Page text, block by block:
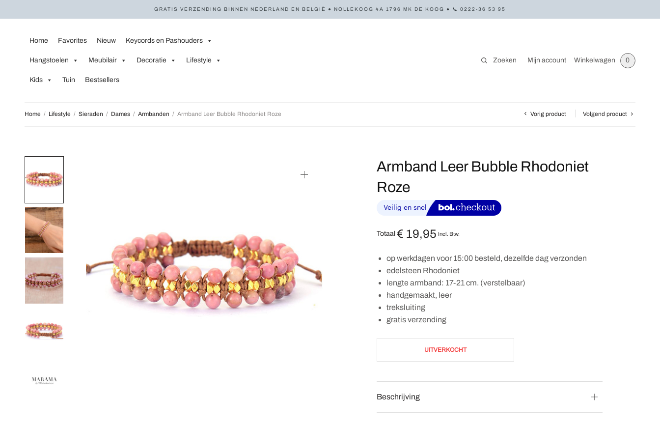
GRATIS VERZENDING BINNEN NEDERLAND EN BELGIË ● NOLLEKOOG 4A 1796 MK DE KOOG ● 📞 0222-36 53 95
Home Favorites Nieuw Keycords en Pashouders
Hangstoelen Meubilair Decoratie Lifestyle
Kids Tuin Bestsellers
Zoeken Mijn account Winkelwagen 0
Home / Lifestyle / Sieraden / Dames / Armbanden / Armband Leer Bubble Rhodoniet Roze Vorig product Volgend product
Armband Leer Bubble Rhodoniet
Roze
Totaal € 19,95 Incl. Btw.
op werkdagen voor 15:00 besteld, dezelfde dag verzonden
edelsteen Rhodoniet
lengte armband: 17-21 cm. (verstelbaar)
handgemaakt, leer
treksluiting
gratis verzending
UITVERKOCHT
Beschrijving